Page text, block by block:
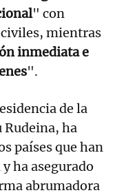
" con
civiles, mientras
inmediata e
".
de la
Rudeina, ha
países que han
ha asegurado
abrumadora